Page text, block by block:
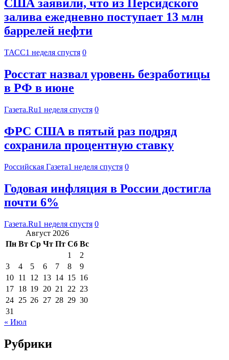
США заявили, что из Персидского
залива ежедневно поступает 13 млн
баррелей нефти
ТАСС1 неделя спустя 0
Росстат назвал уровень безработицы
в РФ в июне
Газета.Ru1 неделя спустя 0
ФРС США в пятый раз подряд
сохранила процентную ставку
Российская Газета1 неделя спустя 0
Годовая инфляция в России достигла
почти 6%
Газета.Ru1 неделя спустя 0
Август 2026
Пн Вт Ср Чт Пт Сб Вс
1
2
3
4 5 6 7 8
9
10 11 12 13 14 15 16
17 18 19 20 21 22 23
24 25 26 27 28 29 30
31
« Июл
Рубрики